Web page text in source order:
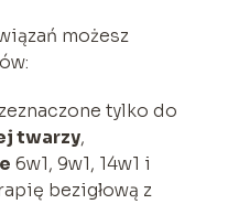
możesz
tylko do
twarzy,
6w1, 9w1, 14w1 i
bezigłową z